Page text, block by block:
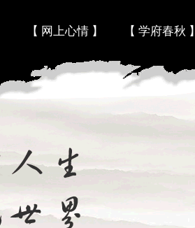
【 网上心情 】 【 学府春秋 】